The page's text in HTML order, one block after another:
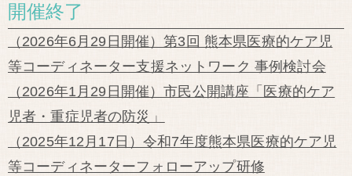
開催終了
（2026年6月29日開催）第3回 熊本県医療的ケア児
等コーディネーター支援ネットワーク 事例検討会
（2026年1月29日開催）市民公開講座「医療的ケア
児者・重症児者の防災」
（2025年12月17日）令和7年度熊本県医療的ケア児
等コーディネーターフォローアップ研修